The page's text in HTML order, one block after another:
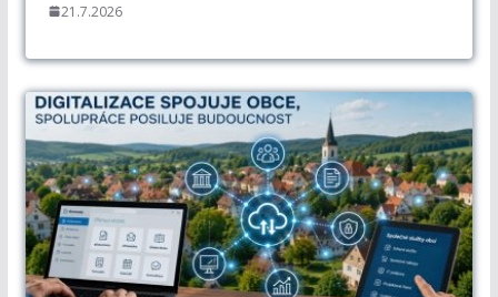
21.7.2026